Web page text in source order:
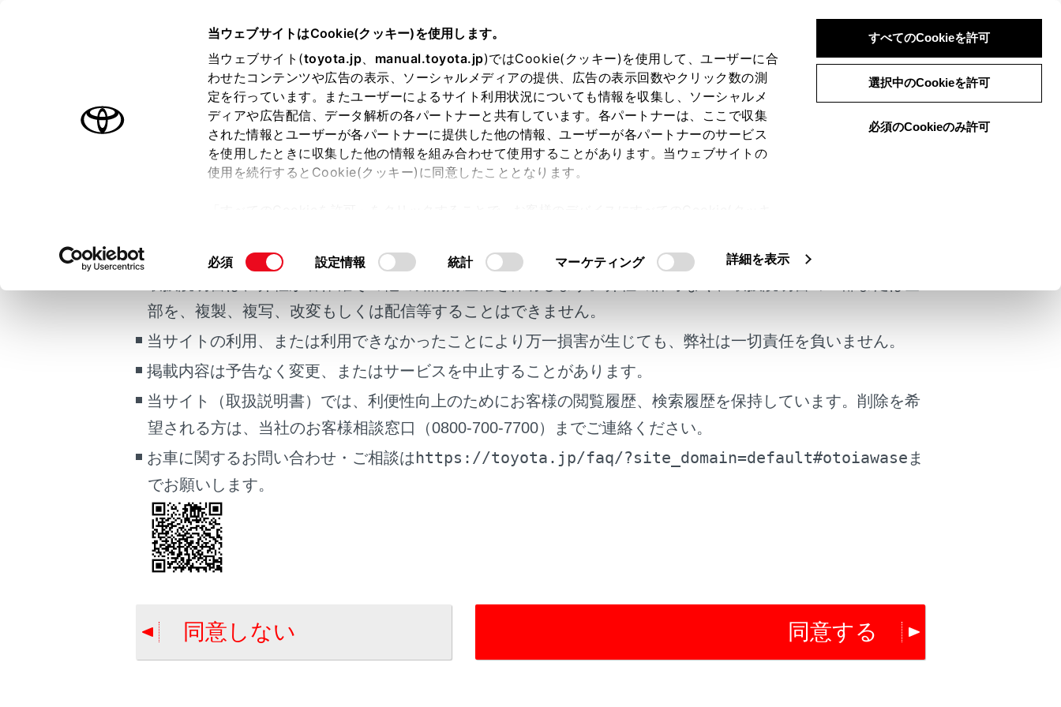
当ウェブサイトはCookie(クッキー)を使用します。
当ウェブサイト(toyota.jp、 manual.toyota.jp)ではCookie(クッキー)を使用して、ユーザーに合
わせたコンテンツや広告の表示、ソーシャルメディアの提供、広告の表示回数やクリック数の測
定を行っています。またユーザーによるサイト利用状況についても情報を収集し、ソーシャルメ
ディアや広告配信、データ解析の各パートナーと共有しています。各パートナーは、ここで収集
された情報とユーザーが各パートナーに提供した他の情報、ユーザーが各パートナーのサービス
を使用したときに収集した他の情報を組み合わせて使用することがあります。当ウェブサイトの
使用を続行するとCookie(クッキー)に同意したこととなります。
て」をご覧ください。
同
の
選
択
必須 設定情報 統計 マーケティング 詳細を表示
すべてのCookieを許可
選択中のCookieを許可
必須のCookieのみ許可
はじめに
安全・安心のために
プラグインハイブリッドシステム
室内装備・機能
マルチメディア
お手入れのしかた
万一の場合には
ブックマーク
あとで読む
画面表示設定
サイト利用について
運転 運転にあたって
運転にあたって
メニュー
安全に走行するには
急発進および後退速度の抑制（ドライブスタートコントロール）
合わせて見られているページ
トヨタチームメイト アドバンストパーク
このページは役に立ちましたか？
ご利用の条件
掲載している取扱説明書はお客様の年式に合致しない場合があります。
部を、複製、複写、改変もしくは配信等することはできません。
当サイトの利用、または利用できなかったことにより万一損害が生じても、弊社は一切責任を負いません。
掲載内容は予告なく変更、またはサービスを中止することがあります。
当サイト（取扱説明書）では、利便性向上のためにお客様の閲覧履歴、検索履歴を保持しています。削除を希
望される方は、当社のお客様相談窓口（0800-700-7700）までご連絡ください。
お車に関するお問い合わせ・ご相談はhttps://toyota.jp/faq/?site_domain=default#otoiawase ま
でお願いします。
同意しない 同意する